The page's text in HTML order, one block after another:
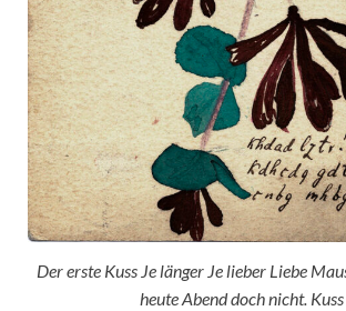
Der erste Kuss Je länger Je lieber Liebe
heute Abend doch nicht. Kuss